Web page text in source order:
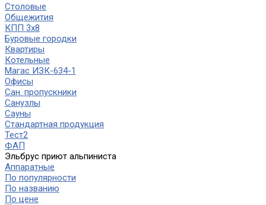
Столовые
Общежития
КПП 3х8
Буровые городки
Квартиры
Котельные
Магас ИЗК-634-1
Офисы
Сан. пропускники
Санузлы
Сауны
Стандартная продукция
Тест2
ФАП
Эльбрус приют альпиниста
Аппаратные
По популярности
По названию
По цене